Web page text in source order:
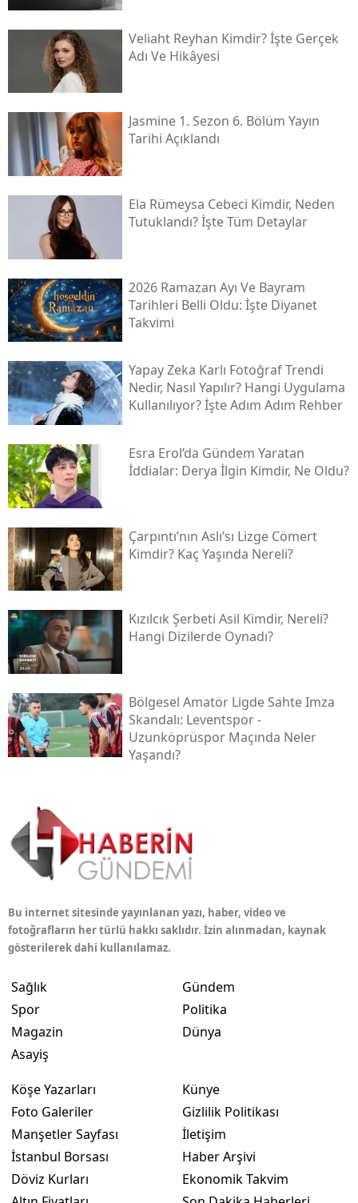
Veliaht Reyhan Kimdir? İşte Gerçek
Adı Ve Hikâyesi
Jasmine 1. Sezon 6. Bölüm Yayın
Tarihi Açıklandı
Ela Rümeysa Cebeci Kimdir, Neden
Tutuklandı? İşte Tüm Detaylar
2026 Ramazan Ayı Ve Bayram
Tarihleri Belli Oldu: İşte Diyanet
Takvimi
Yapay Zeka Karlı Fotoğraf Trendi
Nedir, Nasıl Yapılır? Hangi Uygulama
Kullanılıyor? İşte Adım Adım Rehber
Esra Erol’da Gündem Yaratan
İddialar: Derya İlgin Kimdir, Ne Oldu?
Çarpıntı’nın Aslı’sı Lizge Cömert
Kimdir? Kaç Yaşında Nereli?
Kızılcık Şerbeti Asil Kimdir, Nereli?
Hangi Dizilerde Oynadı?
Bölgesel Amatör Ligde Sahte Imza
Skandalı: Leventspor -
Uzunköprüspor Maçında Neler
Yaşandı?
Bu internet sitesinde yayınlanan yazı, haber, video ve
fotoğrafların her türlü hakkı saklıdır. İzin alınmadan, kaynak
gösterilerek dahi kullanılamaz.
Sağlık
Spor
Magazin
Asayiş
Gündem
Politika
Dünya
Köşe Yazarları
Foto Galeriler
Manşetler Sayfası
İstanbul Borsası
Döviz Kurları
Künye
Gizlilik Politikası
İletişim
Haber Arşivi
Ekonomik Takvim